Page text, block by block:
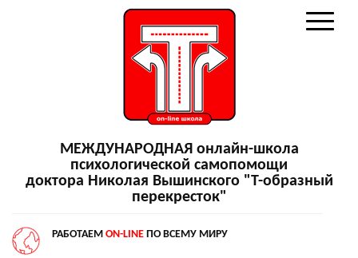
МЕЖДУНАРОДНАЯ онлайн-школа
психологической самопомощи
доктора Николая Вышинского "Т-образный
перекресток"
РАБОТАЕМ ON-LINE ПО ВСЕМУ МИРУ